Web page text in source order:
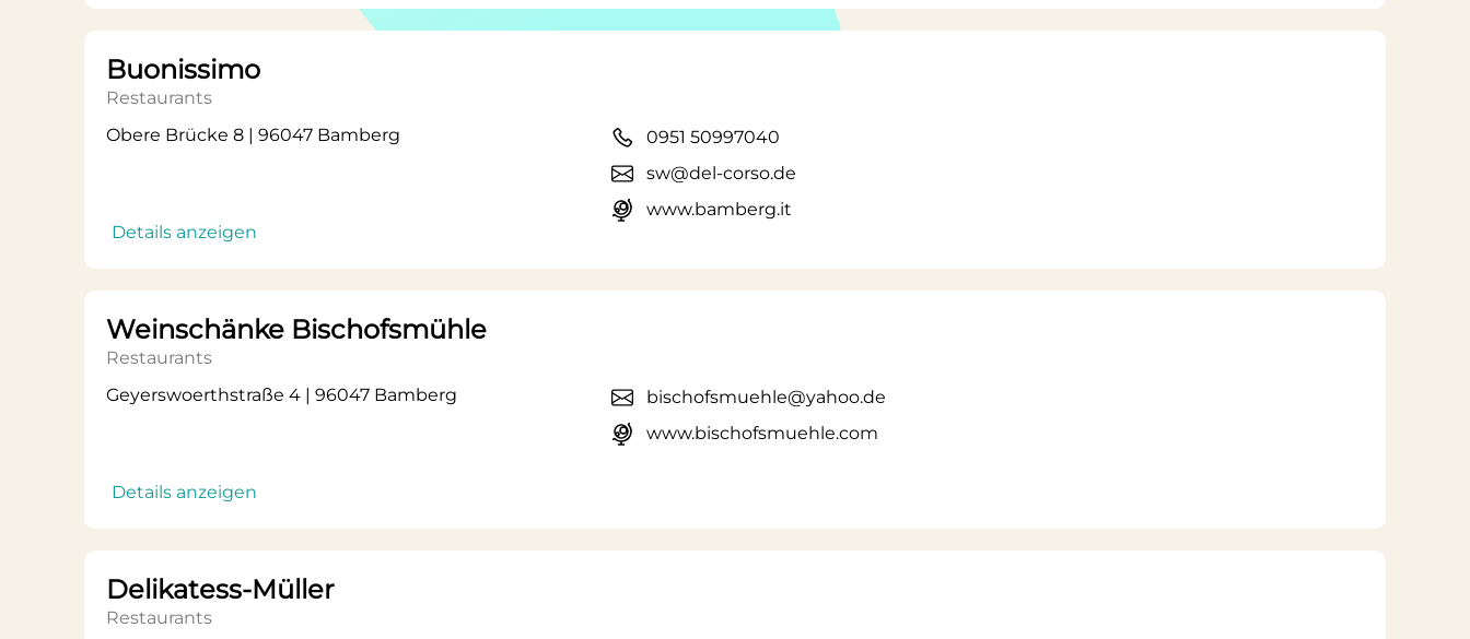
Buonissimo
Restaurants
Obere Brücke 8 | 96047 Bamberg
Details anzeigen
0951 50997040
sw@del-corso.de
www.bamberg.it
Weinschänke Bischofsmühle
Restaurants
Geyerswoerthstraße 4 | 96047 Bamberg
Details anzeigen
bischofsmuehle@yahoo.de
www.bischofsmuehle.com
Delikatess-Müller
Restaurants